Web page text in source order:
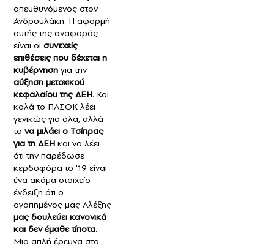
απευθυνόμενος στον
Ανδρουλάκη. Η αφορμή
αυτής της αναφοράς
είναι οι συνεχείς
επιθέσεις που δέχεται η
κυβέρνηση για την
αύξηση μετοχικού
κεφαλαίου της ΔΕΗ. Και
καλά το ΠΑΣΟΚ λέει
γενικώς για όλα, αλλά
το να μιλάει ο Τσίπρας
για τη ΔΕΗ και να λέει
ότι την παρέδωσε
κερδοφόρα το '19 είναι
ένα ακόμα στοιχείο-
ένδειξη ότι ο
αγαπημένος μας Αλέξης
μας δουλεύει κανονικά
και δεν έμαθε τίποτα.
Μια απλή έρευνα στο